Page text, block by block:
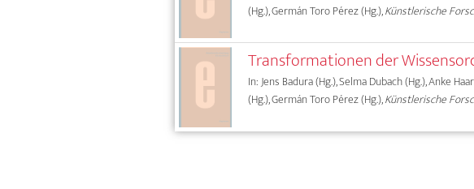
(Hg.), Germán Toro Pérez (Hg.),Künstlerische
Transformationen der
In: Jens Badura (Hg.), Selma Dubach (Hg.), Anke
(Hg.), Germán Toro Pérez (Hg.),Künstlerische